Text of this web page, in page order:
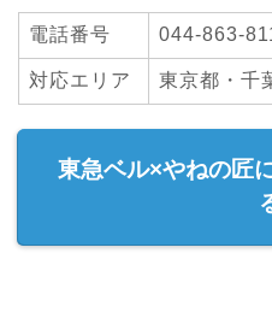
電話番号 044-863-
対応エリア 東京都・千
東急ベル×やねの匠